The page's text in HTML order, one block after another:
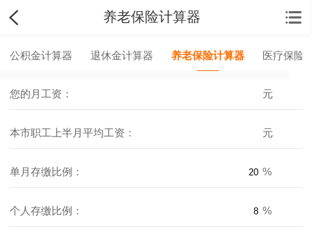
养老保险计算器
公积金计算器 退休金计算器 养老保险计算器 医疗保险
您的月工资： 元
本市职工上半月平均工资： 元
单月存缴比例： %
个人存缴比例： %